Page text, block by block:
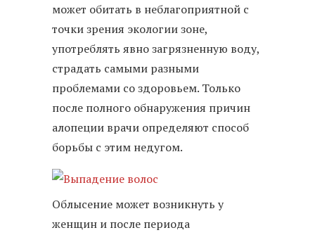
может обитать в неблагоприятной с
точки зрения экологии зоне,
употреблять явно загрязненную воду,
страдать самыми разными
проблемами со здоровьем. Только
после полного обнаружения причин
алопеции врачи определяют способ
борьбы с этим недугом.
Облысение может возникнуть у
женщин и после периода